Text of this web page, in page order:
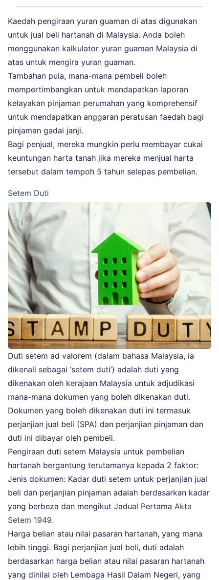
Kaedah pengiraan yuran guaman di atas digunakan
untuk jual beli hartanah di Malaysia. Anda boleh
menggunakan kalkulator yuran guaman Malaysia di
atas untuk mengira yuran guaman.
Tambahan pula, mana-mana pembeli boleh
mempertimbangkan untuk mendapatkan laporan
kelayakan pinjaman perumahan yang komprehensif
untuk mendapatkan anggaran peratusan faedah bagi
pinjaman gadai janji.
Bagi penjual, mereka mungkin perlu membayar cukai
keuntungan harta tanah jika mereka menjual harta
tersebut dalam tempoh 5 tahun selepas pembelian.
Setem Duti
Duti setem ad valorem (dalam bahasa Malaysia, ia
dikenali sebagai ‘setem duti’) adalah duti yang
dikenakan oleh kerajaan Malaysia untuk adjudikasi
mana-mana dokumen yang boleh dikenakan duti.
Dokumen yang boleh dikenakan duti ini termasuk
perjanjian jual beli (SPA) dan perjanjian pinjaman dan
duti ini dibayar oleh pembeli.
Pengiraan duti setem Malaysia untuk pembelian
hartanah bergantung terutamanya kepada 2 faktor:
Jenis dokumen: Kadar duti setem untuk perjanjian jual
beli dan perjanjian pinjaman adalah berdasarkan kadar
yang berbeza dan mengikut Jadual Pertama Akta
Setem 1949.
Harga belian atau nilai pasaran hartanah, yang mana
lebih tinggi. Bagi perjanjian jual beli, duti adalah
berdasarkan harga belian atau nilai pasaran hartanah
yang dinilai oleh Lembaga Hasil Dalam Negeri, yang